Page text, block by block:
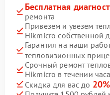
Бесплатная
ремонта
Привезем и увезем
Hikmicro собственной
Гарантия на наши
тепловизионных
Срочный ремонт
Hikmicro в течении часа
Скидка для вас до 20%